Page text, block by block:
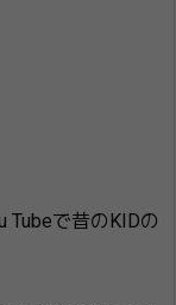
Tubeで昔のKIDの